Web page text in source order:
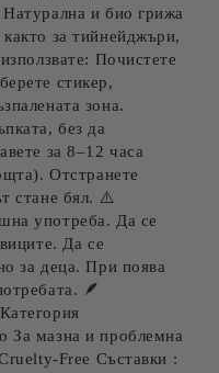
и био грижа
за тийнейджъри,
Почистете
стикер,
зона.
без да
за 8–12 часа
Отстранете
стане бял. ⚠️
употреба. Да се
Да се
за деца. При поява
🪶
За мазна и проблемна
Free Съставки :